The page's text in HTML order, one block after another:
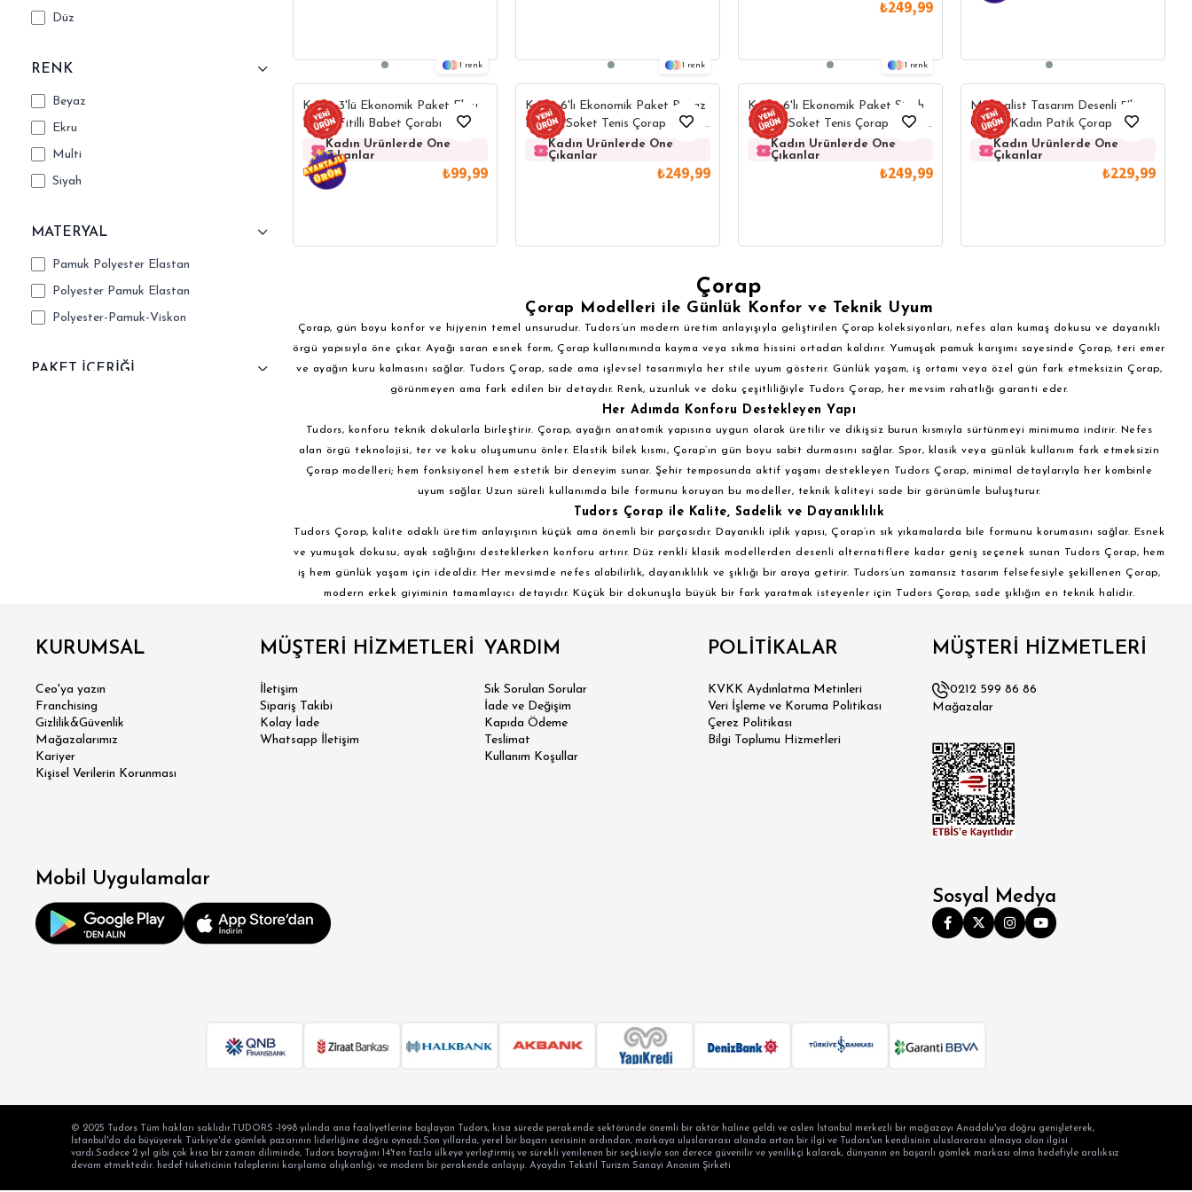
Düz
RENK
Beyaz
Ekru
Multi
Siyah
MATERYAL
Pamuk Polyester Elastan
Polyester Pamuk Elastan
Polyester-Pamuk-Viskon
PAKET İÇERİĞİ
₺249,99
1
Kadın 3'lü Ekonomik Paket Ekru
Esnek Fitilli Babet Çorabı
Kadın Ürünlerde Öne
Çıkanlar
Kadın Ürünlerde Öne
Çıkanlar
Kadın Ürünlerde Öne
Kadın Ürünlerde Öne
Kadın Ürünlerde Öne
₺99,99
1
Kadın 6'lı Ekonomik Paket Beyaz
Konçlu Soket Tenis Çorap Sporcu
ÇorabıKadın Ürünlerde Öne
Çıkanlar
Kadın Ürünlerde Öne
Çıkanlar
Kadın Ürünlerde Öne
Kadın
₺249,99
1
Kadın 6'lı Ekonomik Paket Siyah
Konçlu Soket Tenis Çorap Sporcu
ÇorabıKadın Ürünlerde Öne
Çıkanlar
Kadın Ürünlerde Öne
Çıkanlar
₺249,99
Minimalist Tasarım Desenli 5'li
Günlük Kadın Patik Çorap
Kadın Ürünlerde Öne
Çıkanlar
₺229,99
Çorap
Çorap Modelleri ile Günlük Konfor ve Teknik Uyum
Çorap, gün boyu konfor ve hijyenin temel unsurudur. Tudors’un modern üretim anlayışıyla geliştirilen Çorap koleksiyonları, nefes alan kumaş dokusu ve dayanıklı
örgü yapısıyla öne çıkar. Ayağı saran esnek form, Çorap kullanımında kayma veya sıkma hissini ortadan kaldırır. Yumuşak pamuk karışımı sayesinde Çorap, teri emer
ve ayağın kuru kalmasını sağlar. Tudors Çorap, sade ama işlevsel tasarımıyla her stile uyum gösterir. Günlük yaşam, iş ortamı veya özel gün fark etmeksizin Çorap,
görünmeyen ama fark edilen bir detaydır. Renk, uzunluk ve doku çeşitliliğiyle Tudors Çorap, her mevsim rahatlığı garanti eder.
Her Adımda Konforu Destekleyen Yapı
Tudors, konforu teknik dokularla birleştirir. Çorap, ayağın anatomik yapısına uygun olarak üretilir ve dikişsiz burun kısmıyla sürtünmeyi minimuma indirir. Nefes
alan örgü teknolojisi, ter ve koku oluşumunu önler. Elastik bilek kısmı, Çorap’ın gün boyu sabit durmasını sağlar. Spor, klasik veya günlük kullanım fark etmeksizin
Çorap modelleri; hem fonksiyonel hem estetik bir deneyim sunar. Şehir temposunda aktif yaşamı destekleyen Tudors Çorap, minimal detaylarıyla her kombinle
uyum sağlar. Uzun süreli kullanımda bile formunu koruyan bu modeller, teknik kaliteyi sade bir görünümle buluşturur.
Tudors Çorap ile Kalite, Sadelik ve Dayanıklılık
Tudors Çorap, kalite odaklı üretim anlayışının küçük ama önemli bir parçasıdır. Dayanıklı iplik yapısı, Çorap’ın sık yıkamalarda bile formunu korumasını sağlar. Esnek
ve yumuşak dokusu, ayak sağlığını desteklerken konforu artırır. Düz renkli klasik modellerden desenli alternatiflere kadar geniş seçenek sunan Tudors Çorap, hem
iş hem günlük yaşam için idealdir. Her mevsimde nefes alabilirlik, dayanıklılık ve şıklığı bir araya getirir. Tudors’un zamansız tasarım felsefesiyle şekillenen Çorap,
modern erkek giyiminin tamamlayıcı detayıdır. Küçük bir dokunuşla büyük bir fark yaratmak isteyenler için Tudors Çorap, sade şıklığın en teknik halidir.
KURUMSAL
Ceo'ya yazın
Franchising
Gizlilik&Güvenlik
Mağazalarımız
Kariyer
Kişisel Verilerin Korunması
MÜŞTERİ HİZMETLERİ
İletişim
Sipariş Takibi
Kolay İade
Whatsapp İletişim
YARDIM
Sık Sorulan Sorular
İade ve Değişim
Kapıda Ödeme
Teslimat
Kullanım Koşullar
POLİTİKALAR
KVKK Aydınlatma Metinleri
Veri İşleme ve Koruma Politikası
Çerez Politikası
Bilgi Toplumu Hizmetleri
MÜŞTERİ HİZMETLERİ
0212 599 86 86
Mağazalar
Sosyal Medya
Mobil Uygulamalar
© 2025 Tudors Tüm hakları saklıdır.TUDORS -1998 yılında ana faaliyetlerine başlayan Tudors, kısa sürede perakende sektöründe önemli bir aktör haline geldi ve aslen İstanbul merkezli bir mağazayı Anadolu'ya doğru genişleterek,
İstanbul'da da büyüyerek Türkiye'de gömlek pazarının liderliğine doğru oynadı.Son yıllarda, yerel bir başarı serisinin ardından, markaya uluslararası alanda artan bir ilgi ve Tudors'un kendisinin uluslararası olmaya olan ilgisi
vardı.Sadece 2 yıl gibi çok kısa bir zaman diliminde, Tudors bayrağını 14'ten fazla ülkeye yerleştirmiş ve sürekli yenilenen bir seçkisiyle son derece güvenilir ve yenilikçi kalarak, dünyanın en başarılı gömlek markası olma hedefiyle aralıksız
devam etmektedir. hedef tüketicinin taleplerini karşılama alışkanlığı ve modern bir perakende anlayışı. Ayaydın Tekstil Turizm Sanayi Anonim Şirketi